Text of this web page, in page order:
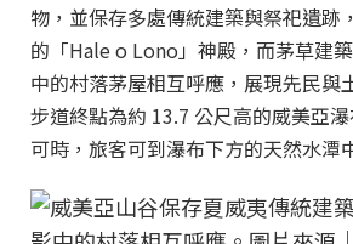
物，並保存多處傳統建築與祭祀遺跡
的「Hale o Lono」神殿，而茅草建
中的村落茅屋相互呼應，展現先民與
步道終點為約 13.7 公尺高的威美亞
可時，旅客可到瀑布下方的天然水潭